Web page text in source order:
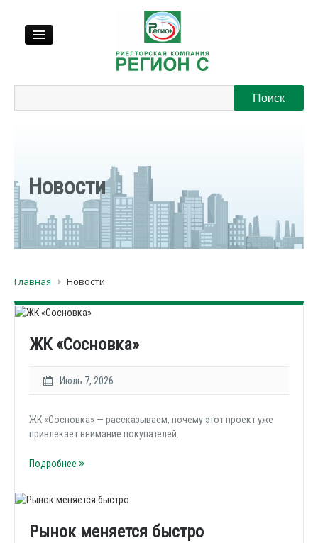
Регионы
Новости
Главная Новости
ЖК «Сосновка»
Июль 7, 2026
ЖК «Сосновка» — рассказываем, почему этот проект уже
привлекает внимание покупателей.
Подробнее
Рынок меняется быстро